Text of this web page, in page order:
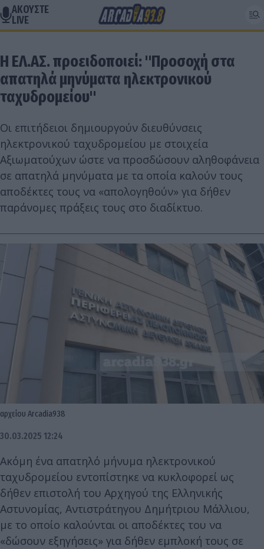
ΑΚΟΥΣΤΕ
LIVE
Η ΕΛ.ΑΣ. προειδοποιεί: "Προσοχή στα
απατηλά μηνύματα ηλεκτρονικού
ταχυδρομείου"
Οι επιτήδειοι δημιουργούν διευθύνσεις
ηλεκτρονικού ταχυδρομείου με στοιχεία
Αξιωματούχων ώστε να προσδώσουν αληθοφάνεια
σε απατηλά μηνύματα με τα οποία καλούν τους
αποδέκτες τους να «απολογηθούν» για δήθεν
παράνομες πράξεις τους στο διαδίκτυο.
αρχείου Arcadia938
30.03.2025 12:24
Ακόμη ένα απατηλό μήνυμα ηλεκτρονικού
ταχυδρομείου εντοπίστηκε να κυκλοφορεί ως
δήθεν επιστολή του Αρχηγού της Ελληνικής
Αστυνομίας, Αντιστράτηγου Δημήτριου Μάλλιου,
με το οποίο καλούνται οι αποδέκτες του να
«δώσουν εξηγήσεις» για δήθεν εμπλοκή τους σε